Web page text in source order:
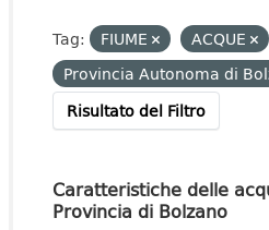
Tag: FIUME ACQUE
Provincia Autonoma di
Risultato del Filtro
Caratteristiche delle
Provincia di Bolzano